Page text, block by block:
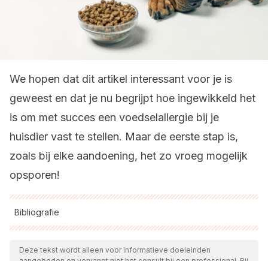
We hopen dat dit artikel interessant voor je is
geweest en dat je nu begrijpt hoe ingewikkeld het
is om met succes een voedselallergie bij je
huisdier vast te stellen. Maar de eerste stap is,
zoals bij elke aandoening, het zo vroeg mogelijk
opsporen!
Bibliografie
Alle aangehaalde bronnen zijn grondig gecontroleerd door
ons team om hun kwaliteit, betrouwbaarheid, actualiteit en
Deze tekst wordt alleen voor informatieve doeleinden